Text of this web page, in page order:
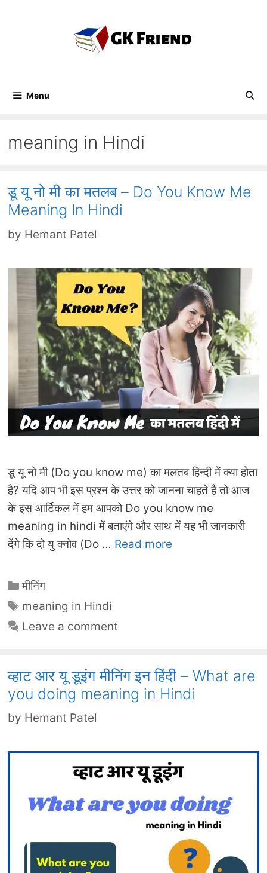
Menu
meaning in Hindi
डू यू नो मी का मतलब – Do You Know Me
Meaning In Hindi
by Hemant Patel
डू यू नो मी (Do you know me) का मलतब हिन्दी में क्या होता
है? यदि आप भी इस प्रश्न के उत्तर को जानना चाहते है तो आज
के इस आर्टिकल में हम आपको Do you know me
meaning in hindi में बताएंगे और साथ में यह भी जानकारी
देंगे कि दो यु क्नोव (Do … Read more
Categories
मीनिंग
Tags
meaning in Hindi
Leave a comment
व्हाट आर यू डूइंग मीनिंग इन हिंदी – What are
you doing meaning in Hindi
by Hemant Patel